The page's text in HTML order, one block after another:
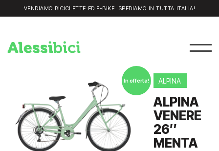
VENDIAMO BICICLETTE ED E-BIKE. SPEDIAMO IN TUTTA ITALIA!
In offerta! ALPINA
ALPINA
VENERE
26″
MENTA